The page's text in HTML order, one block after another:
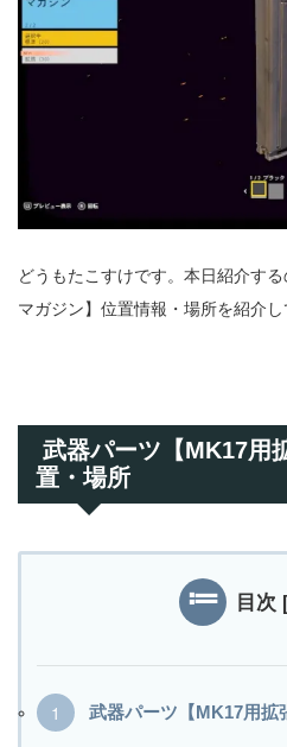
どうもたこすけです。本日紹介す
マガジン】位置情報・場所を紹介し
武器パーツ【MK17用
置・場所
目次
武器パーツ【MK17用拡